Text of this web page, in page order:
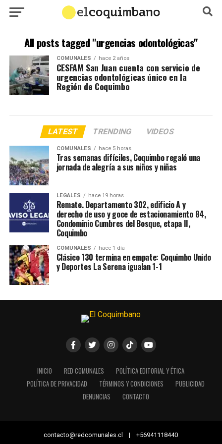
All posts tagged "urgencias odontológicas"
COMUNALES hace 2 años
CESFAM San Juan cuenta con servicio de
urgencias odontológicas único en la
Región de Coquimbo
LATEST TRENDING VIDEOS
COMUNALES hace 5 horas
Tras semanas difíciles, Coquimbo regaló una
jornada de alegría a sus niños y niñas
LEGALES hace 19 horas
Remate. Departamento 302, edificio A y
derecho de uso y goce de estacionamiento 84,
Condominio Cumbres del Bosque, etapa II,
Coquimbo
COMUNALES hace 1 día
Clásico 130 termina en empate: Coquimbo Unido
y Deportes La Serena igualan 1-1
INICIO RED COMUNALES
POLÍTICA EDITORIAL Y ÉTICA
POLÍTICA DE PRIVACIDAD
TÉRMINOS Y CONDICIONES
PUBLICIDAD
DENUNCIAS
CONTACTO
contacto@redcomunales.cl | +56941118440